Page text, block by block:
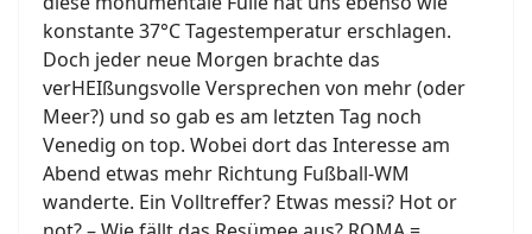
konstante 37°C Tagestemperatur erschlagen.
Doch jeder neue Morgen brachte das
verHEIßungsvolle Versprechen von mehr (oder
Meer?) und so gab es am letzten Tag noch
Venedig on top. Wobei dort das Interesse am
Abend etwas mehr Richtung Fußball-WM
wanderte. Ein Volltreffer? Etwas messi? Hot or